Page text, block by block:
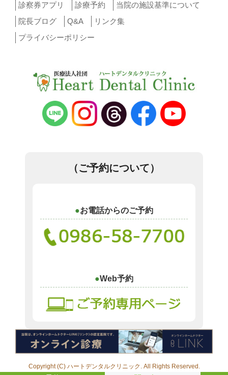
診察券アプリ
診療予約
当院の施設基準について
院長ブログ
Q&A
リンク集
プライバシーポリシー
（ご予約について）
お電話からのご予約
Web予約
Copyright (C) ハートデンタルクリニック. All Rights Reserved.